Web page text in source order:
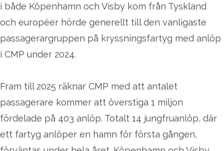
i både Köpenhamn och Visby kom från Tyskland
och européer hörde generellt till den vanligaste
passagerargruppen på kryssningsfartyg med anlöp
i CMP under 2024.
Fram till 2025 räknar CMP med att antalet
passagerare kommer att överstiga 1 miljon
fördelade på 403 anlöp. Totalt 14 jungfruanlöp, där
ett fartyg anlöper en hamn för första gången,